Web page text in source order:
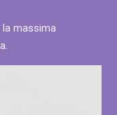
massima